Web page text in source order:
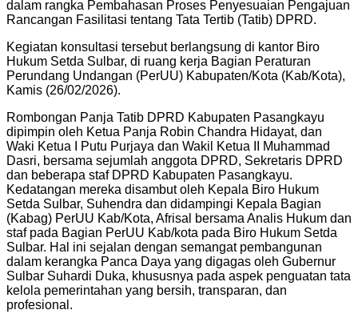
dalam rangka Pembahasan Proses Penyesuaian Pengajuan
Rancangan Fasilitasi tentang Tata Tertib (Tatib) DPRD.
Kegiatan konsultasi tersebut berlangsung di kantor Biro
Hukum Setda Sulbar, di ruang kerja Bagian Peraturan
Perundang Undangan (PerUU) Kabupaten/Kota (Kab/Kota),
Kamis (26/02/2026).
Rombongan Panja Tatib DPRD Kabupaten Pasangkayu
dipimpin oleh Ketua Panja Robin Chandra Hidayat, dan
Waki Ketua I Putu Purjaya dan Wakil Ketua II Muhammad
Dasri, bersama sejumlah anggota DPRD, Sekretaris DPRD
dan beberapa staf DPRD Kabupaten Pasangkayu.
Kedatangan mereka disambut oleh Kepala Biro Hukum
Setda Sulbar, Suhendra dan didampingi Kepala Bagian
(Kabag) PerUU Kab/Kota, Afrisal bersama Analis Hukum dan
staf pada Bagian PerUU Kab/kota pada Biro Hukum Setda
Sulbar. Hal ini sejalan dengan semangat pembangunan
dalam kerangka Panca Daya yang digagas oleh Gubernur
Sulbar Suhardi Duka, khususnya pada aspek penguatan tata
kelola pemerintahan yang bersih, transparan, dan
profesional.